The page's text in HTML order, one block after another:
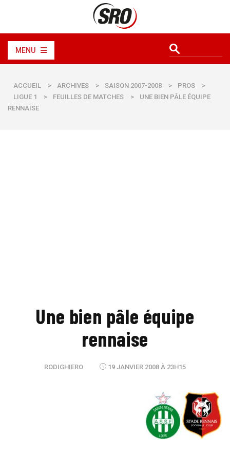
MENU
ACCUEIL > ARCHIVES > SAISON 2007-2008 > PROS
>
LIGUE 1
> FEUILLES DE MATCHES >
UNE BIEN PÂLE ÉQUIPE
RENNAISE
Une bien pâle équipe
rennaise
RODIGHIERO 19 JANVIER 2008 À 23H15